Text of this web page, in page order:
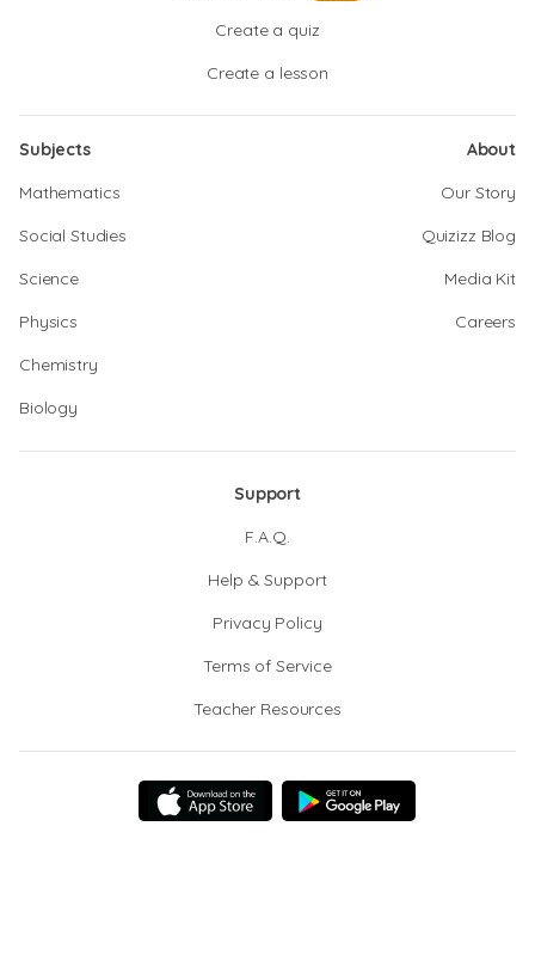
Create a quiz
Create a lesson
Subjects
Mathematics
Social Studies
Science
Physics
Chemistry
Biology
About
Our Story
Quizizz Blog
Media Kit
Careers
Support
F.A.Q.
Help & Support
Privacy Policy
Terms of Service
Teacher Resources